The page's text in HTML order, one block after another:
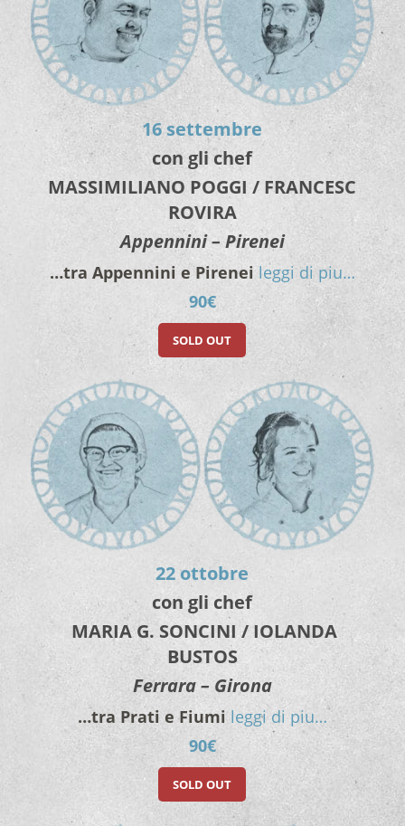
16 settembre
con gli chef
MASSIMILIANO POGGI / FRANCESC
ROVIRA
Appennini – Pirenei
…tra Appennini e Pirenei leggi di piu…
90€
SOLD OUT
22 ottobre
con gli chef
MARIA G. SONCINI / IOLANDA
BUSTOS
Ferrara – Girona
…tra Prati e Fiumi leggi di piu…
90€
SOLD OUT